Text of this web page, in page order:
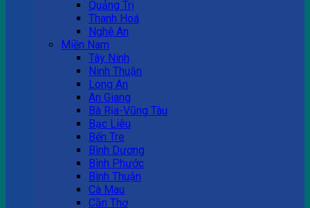
Quảng Trị
Thanh Hoá
Nghệ An
Miền Nam
Tây Ninh
Ninh Thuận
Long An
An Giang
Bà Rịa-Vũng Tàu
Bạc Liêu
Bến Tre
Bình Dương
Bình Phước
Bình Thuận
Cà Mau
Cần Thơ